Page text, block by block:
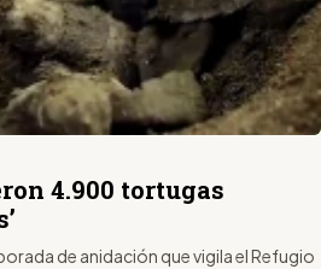
4.900 tortugas
de anidación que vigila el Refugio